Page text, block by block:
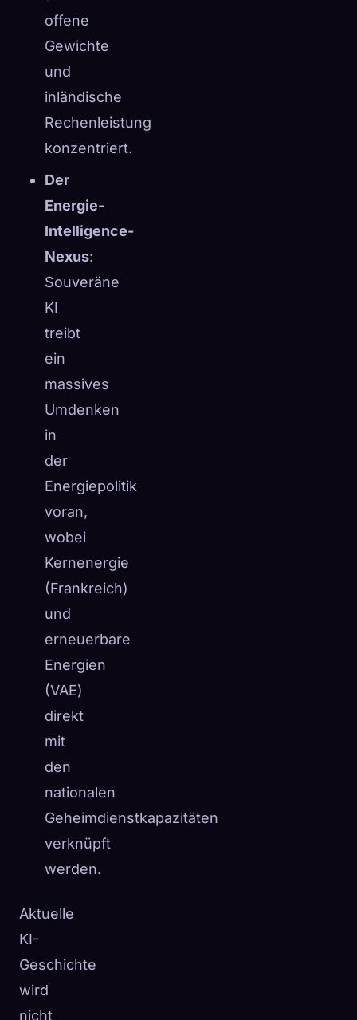
offene
Gewichte
und
inländische
Rechenleistung
konzentriert.
Der
Energie-
Intelligence-
Nexus:
Souveräne
KI
treibt
ein
massives
Umdenken
in
der
Energiepolitik
voran,
wobei
Kernenergie
(Frankreich)
und
erneuerbare
Energien
(VAE)
direkt
mit
den
nationalen
Geheimdienstkapazitäten
verknüpft
werden.
Aktuelle
KI-
Geschichte
wird
nicht